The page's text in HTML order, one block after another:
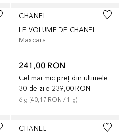
CHANEL
LE VOLUME DE CHANEL
Mascara
241,00 RON
Cel mai mic preț din ultimele
30 de zile 239,00 RON
6 g (40,17 RON / 1 g)
CHANEL
+4